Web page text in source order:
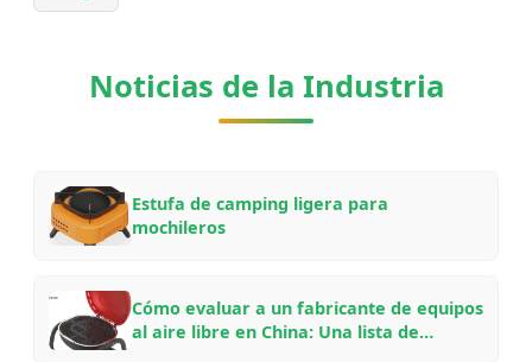
Noticias de la Industria
Estufa de camping ligera para
mochileros
Cómo evaluar a un fabricante de equipos
al aire libre en China: Una lista de